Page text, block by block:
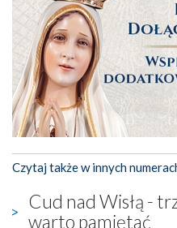
Czytaj także w innych
Cud nad Wisłą -
warto pamiętać